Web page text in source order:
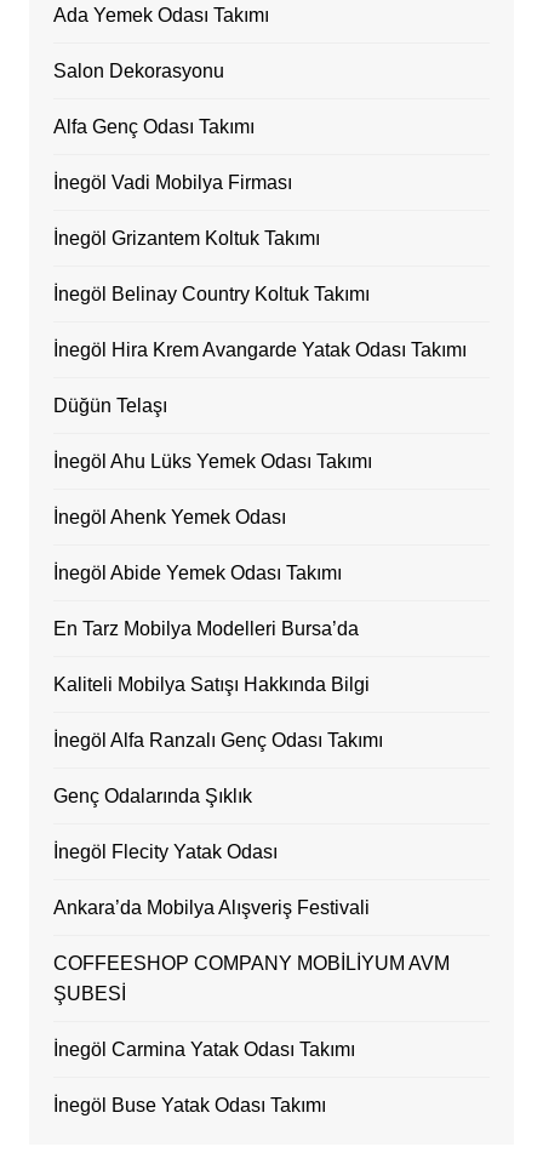
Ada Yemek Odası Takımı
Salon Dekorasyonu
Alfa Genç Odası Takımı
İnegöl Vadi Mobilya Firması
İnegöl Grizantem Koltuk Takımı
İnegöl Belinay Country Koltuk Takımı
İnegöl Hira Krem Avangarde Yatak Odası Takımı
Düğün Telaşı
İnegöl Ahu Lüks Yemek Odası Takımı
İnegöl Ahenk Yemek Odası
İnegöl Abide Yemek Odası Takımı
En Tarz Mobilya Modelleri Bursa’da
Kaliteli Mobilya Satışı Hakkında Bilgi
İnegöl Alfa Ranzalı Genç Odası Takımı
Genç Odalarında Şıklık
İnegöl Flecity Yatak Odası
Ankara’da Mobilya Alışveriş Festivali
COFFEESHOP COMPANY MOBİLİYUM AVM
ŞUBESİ
İnegöl Carmina Yatak Odası Takımı
İnegöl Buse Yatak Odası Takımı